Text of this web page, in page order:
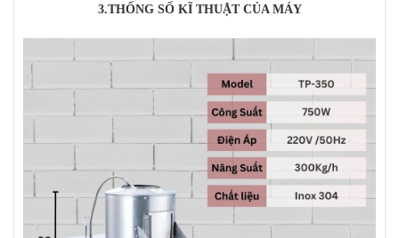
3.THỐNG SỐ KĨ THUẬT CỦA MÁY